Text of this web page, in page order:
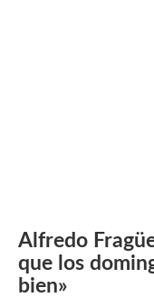
Alfredo
que los
bien»